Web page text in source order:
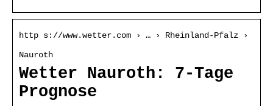
http s://www.wetter.com › … › Rheinland-Pfalz ›
Nauroth
Wetter Nauroth: 7-Tage
Prognose